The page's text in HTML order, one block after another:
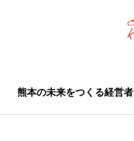
熊本の未来をつくる経営者